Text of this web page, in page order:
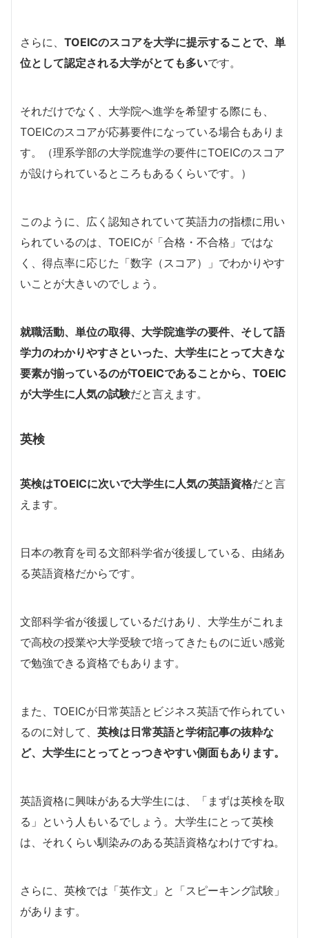
さらに、 TOEICのスコアを大学に提示することで、単
位として認定される大学がとても多いです。
それだけでなく、大学院へ進学を希望する際にも、
TOEICのスコアが応募要件になっている場合もありま
す。（理系学部の大学院進学の要件にTOEICのスコア
が設けられているところもあるくらいです。）
このように、広く認知されていて英語力の指標に用い
られているのは、TOEICが「合格・不合格」ではな
く、得点率に応じた「数字（スコア）」でわかりやす
いことが大きいのでしょう。
就職活動、単位の取得、大学院進学の要件、そして語
学力のわかりやすさといった、大学生にとって大きな
要素が揃っているのがTOEICであることから、TOEIC
が大学生に人気の試験だと言えます。
英検
英検はTOEICに次いで大学生に人気の英語資格だと言
えます。
日本の教育を司る文部科学省が後援している、由緒あ
る英語資格だからです。
文部科学省が後援しているだけあり、大学生がこれま
で高校の授業や大学受験で培ってきたものに近い感覚
で勉強できる資格でもあります。
また、TOEICが日常英語とビジネス英語で作られてい
るのに対して、 英検は日常英語と学術記事の抜粋な
ど、大学生にとってとっつきやすい側面もあります。
英語資格に興味がある大学生には、「まずは英検を取
る」という人もいるでしょう。大学生にとって英検
は、それくらい馴染みのある英語資格なわけですね。
さらに、英検では「英作文」と「スピーキング試験」
があります。